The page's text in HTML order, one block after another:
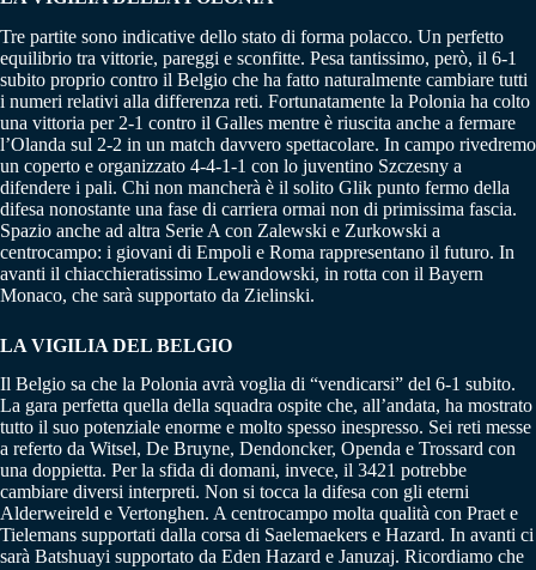
Tre partite sono indicative dello stato di forma polacco. Un perfetto
equilibrio tra vittorie, pareggi e sconfitte. Pesa tantissimo, però, il 6-1
subito proprio contro il Belgio che ha fatto naturalmente cambiare tutti
i numeri relativi alla differenza reti. Fortunatamente la Polonia ha colto
una vittoria per 2-1 contro il Galles mentre è riuscita anche a fermare
l’Olanda sul 2-2 in un match davvero spettacolare. In campo rivedremo
un coperto e organizzato 4-4-1-1 con lo juventino Szczesny a
difendere i pali. Chi non mancherà è il solito Glik punto fermo della
difesa nonostante una fase di carriera ormai non di primissima fascia.
Spazio anche ad altra Serie A con Zalewski e Zurkowski a
centrocampo: i giovani di Empoli e Roma rappresentano il futuro. In
avanti il chiacchieratissimo Lewandowski, in rotta con il Bayern
Monaco, che sarà supportato da Zielinski.
LA VIGILIA DEL BELGIO
Il Belgio sa che la Polonia avrà voglia di “vendicarsi” del 6-1 subito.
La gara perfetta quella della squadra ospite che, all’andata, ha mostrato
tutto il suo potenziale enorme e molto spesso inespresso. Sei reti messe
a referto da Witsel, De Bruyne, Dendoncker, Openda e Trossard con
una doppietta. Per la sfida di domani, invece, il 3421 potrebbe
cambiare diversi interpreti. Non si tocca la difesa con gli eterni
Alderweireld e Vertonghen. A centrocampo molta qualità con Praet e
Tielemans supportati dalla corsa di Saelemaekers e Hazard. In avanti ci
sarà Batshuayi supportato da Eden Hazard e Januzaj. Ricordiamo che